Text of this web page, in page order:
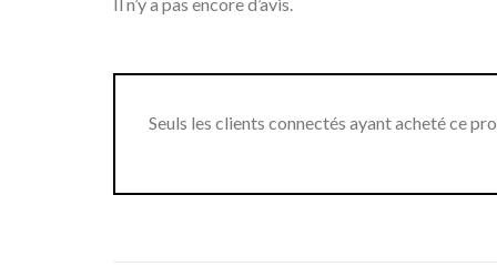
Seuls les clients connectés ayant acheté ce